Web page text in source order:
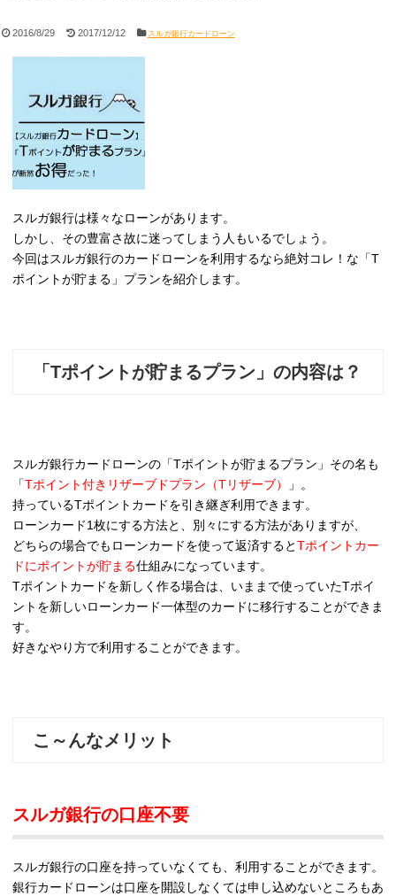
2016/8/29 2017/12/12 スルガ銀行カードローン
スルガ銀行は様々なローンがあります。
しかし、その豊富さ故に迷ってしまう人もいるでしょう。
今回はスルガ銀行のカードローンを利用するなら絶対コレ！な「T
ポイントが貯まる」プランを紹介します。
「Tポイントが貯まるプラン」の内容は？
スルガ銀行カードローンの「Tポイントが貯まるプラン」その名も
「Tポイント付きリザーブドプラン（Tリザーブ）
」。
持っているTポイントカードを引き継ぎ利用できます。
ローンカード1枚にする方法と、別々にする方法がありますが、
どちらの場合でもローンカードを使って返済するとTポイントカー
ドにポイントが貯まる仕組みになっています。
Tポイントカードを新しく作る場合は、いままで使っていたTポイ
ントを新しいローンカード一体型のカードに移行することができま
す。
好きなやり方で利用することができます。
こ～んなメリット
スルガ銀行の口座不要
スルガ銀行の口座を持っていなくても、利用することができます。
銀行カードローンは口座を開設しなくては申し込めないところもあ